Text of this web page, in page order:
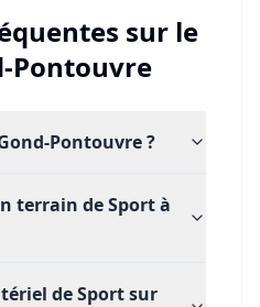
votre court et libérez votre
!
sur le
Pontouvre
Pontouvre ?
terrain de Sport à
de Sport sur